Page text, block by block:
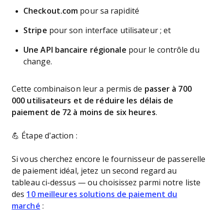
Checkout.com pour sa rapidité
Stripe pour son interface utilisateur ; et
Une API bancaire régionale pour le contrôle du
change.
Cette combinaison leur a permis de passer à 700
000 utilisateurs et de réduire les délais de
paiement de 72 à moins de six heures.
💪 Étape d’action :
Si vous cherchez encore le fournisseur de passerelle
de paiement idéal, jetez un second regard au
tableau ci-dessus — ou choisissez parmi notre liste
des 10 meilleures solutions de paiement du
marché :